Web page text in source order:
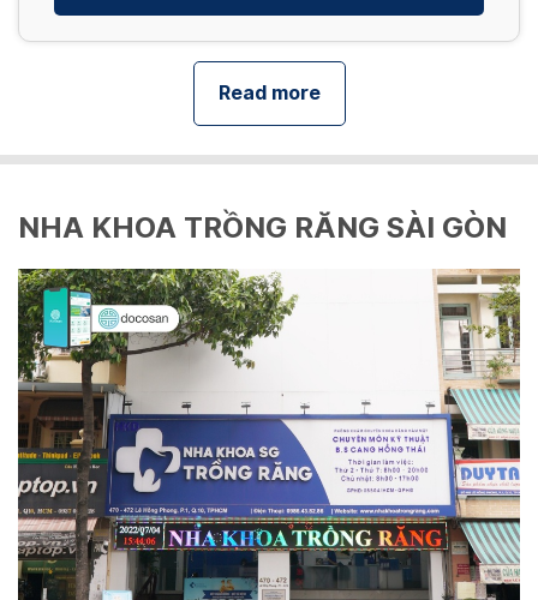
Read more
NHA KHOA TRỒNG RĂNG SÀI GÒN